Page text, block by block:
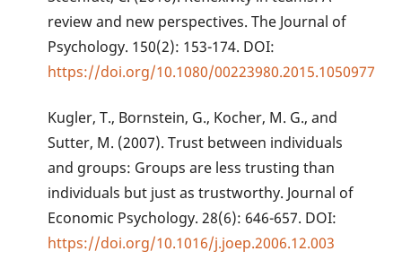
review and new perspectives. The Journal of
Psychology. 150(2): 153-174. DOI:
https://doi.org/10.1080/00223980.2015.1050977
Kugler, T., Bornstein, G., Kocher, M. G., and
Sutter, M. (2007). Trust between individuals
and groups: Groups are less trusting than
individuals but just as trustworthy. Journal of
Economic Psychology. 28(6): 646-657. DOI:
https://doi.org/10.1016/j.joep.2006.12.003